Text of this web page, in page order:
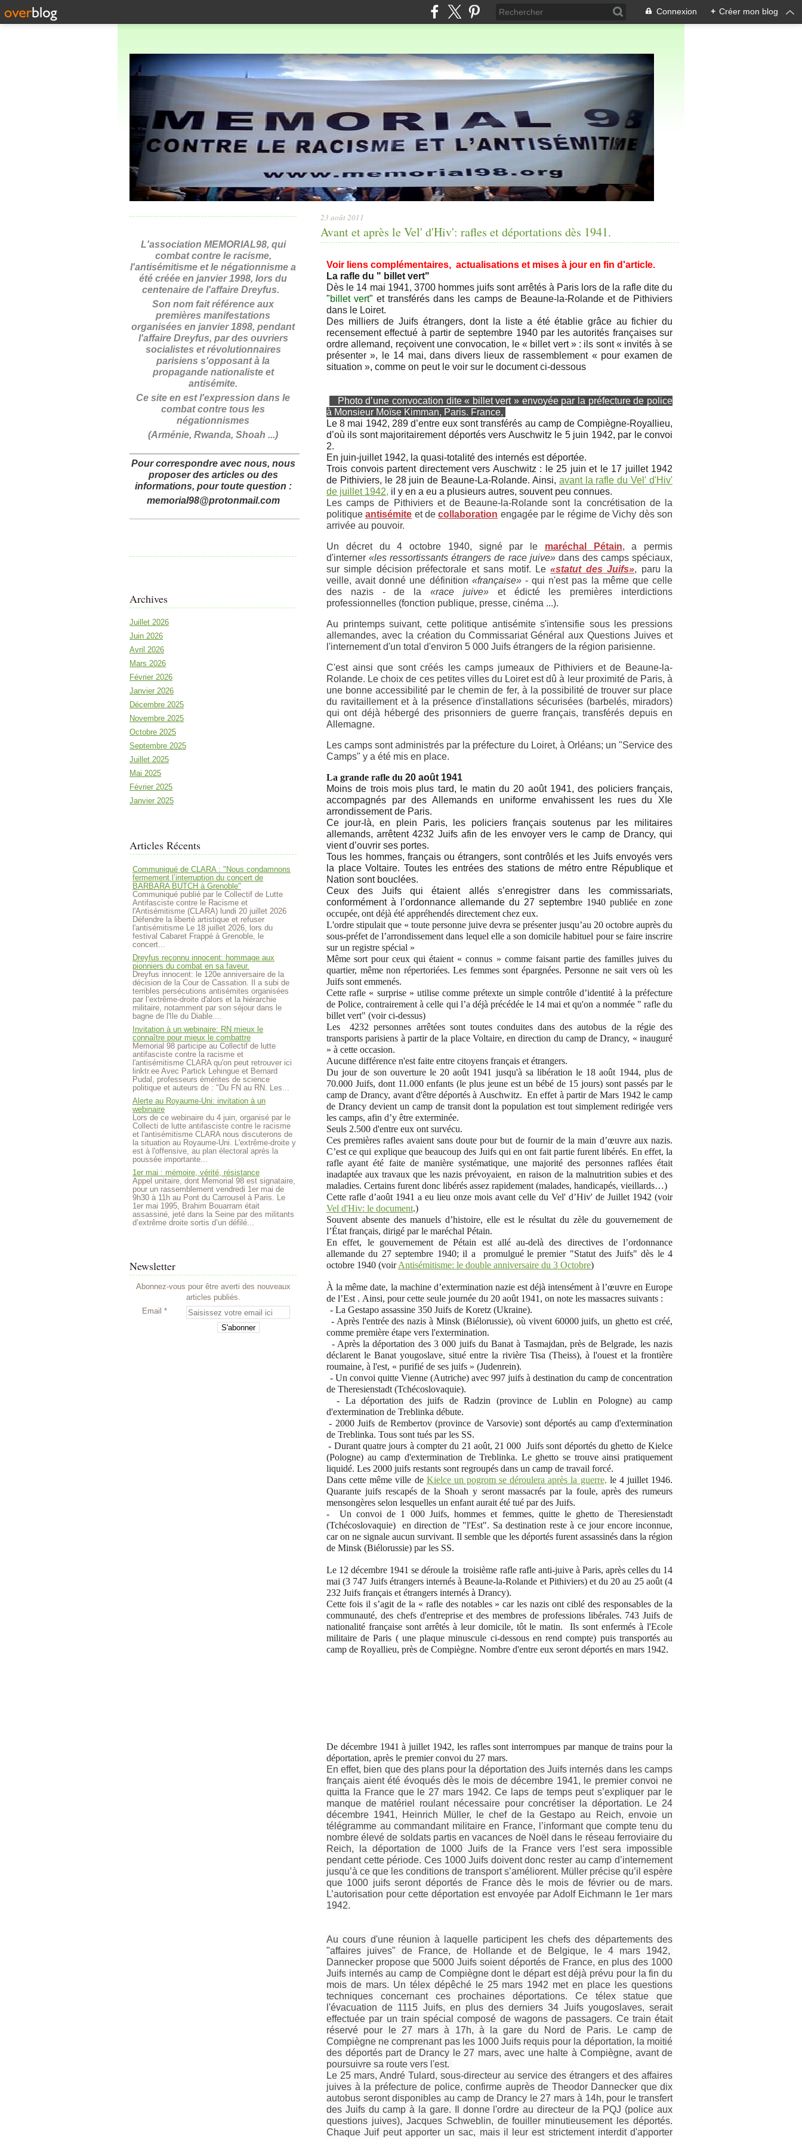
Connexion + Créer mon blog
L'association MEMORIAL98, qui
combat contre le racisme,
l'antisémitisme et le négationnisme a
été créée en janvier 1998, lors du
centenaire de l'affaire Dreyfus.
Son nom fait référence aux
premières manifestations
organisées en janvier 1898, pendant
l'affaire Dreyfus, par des ouvriers
socialistes et révolutionnaires
parisiens s'opposant à la
propagande nationaliste et
antisémite.
Ce site en est l'expression dans le
combat contre tous les
négationnismes
(Arménie, Rwanda, Shoah ...)
_______________________________________
Pour correspondre avec nous, nous
proposer des articles ou des
informations, pour toute question :
memorial98@protonmail.com
_______________________________________
Archives
Juillet 2026
Juin 2026
Avril 2026
Mars 2026
Février 2026
Janvier 2026
Décembre 2025
Novembre 2025
Octobre 2025
Septembre 2025
Juillet 2025
Mai 2025
Février 2025
Janvier 2025
Articles Récents
Communiqué de CLARA : "Nous condamnons
fermement l’interruption du concert de
BARBARA BUTCH à Grenoble"
Communiqué publié par le Collectif de Lutte
Antifasciste contre le Racisme et
l'Antisémitisme (CLARA) lundi 20 juillet 2026
Défendre la liberté artistique et refuser
l'antisémitisme Le 18 juillet 2026, lors du
festival Cabaret Frappé à Grenoble, le
concert...
Dreyfus reconnu innocent: hommage aux
pionniers du combat en sa faveur.
Dreyfus innocent: le 120e anniversaire de la
décision de la Cour de Cassation. Il a subi de
terribles persécutions antisémites organisées
par l’extrême-droite d'alors et la hiérarchie
militaire, notamment par son séjour dans le
bagne de l'Ile du Diable....
Invitation à un webinaire: RN mieux le
connaître pour mieux le combattre
Memorial 98 participe au Collectif de lutte
antifasciste contre la racisme et
l'antisémitisme CLARA qu'on peut retrouver ici
linktr.ee Avec Partick Lehingue et Bernard
Pudal, professeurs émérites de science
politique et auteurs de : "Du FN au RN. Les...
Alerte au Royaume-Uni: invitation à un
webinaire
Lors de ce webinaire du 4 juin, organisé par le
Collecti de lutte antifasciste contre le racisme
et l'antisémitisme CLARA nous discuterons de
la situation au Royaume-Uni. L'extrême-droite y
est à l'offensive, au plan électoral après la
poussée importante...
1er mai : mémoire, vérité, résistance
Appel unitaire, dont Memorial 98 est signataire,
pour un rassemblement vendredi 1er mai de
9h30 à 11h au Pont du Carrousel à Paris. Le
1er mai 1995, Brahim Bouarram était
assassiné, jeté dans la Seine par des militants
d’extrême droite sortis d’un défilé...
Newsletter
Abonnez-vous pour être averti des nouveaux
articles publiés.
Email
23 août 2011
Avant et après le Vel' d'Hiv': rafles et déportations dès 1941.
Voir liens complémentaires, actualisations et mises à jour en fin d'article.
La rafle du " billet vert"
Dès le 14 mai 1941, 3700 hommes juifs sont arrêtés à Paris lors de la rafle dite du
"billet vert" et transférés dans les camps de Beaune-la-Rolande et de Pithiviers
dans le Loiret.
Des milliers de Juifs étrangers, dont la liste a été établie grâce au fichier du
recensement effectué à partir de septembre 1940 par les autorités françaises sur
ordre allemand, reçoivent une convocation, le « billet vert » : ils sont « invités à se
présenter », le 14 mai, dans divers lieux de rassemblement « pour examen de
situation », comme on peut le voir sur le document ci-dessous
Photo d’une convocation dite « billet vert » envoyée par la préfecture de police
à Monsieur Moïse Kimman, Paris. France,
Le 8 mai 1942, 289 d’entre eux sont transférés au camp de Compiègne-Royallieu,
d’où ils sont majoritairement déportés vers Auschwitz le 5 juin 1942, par le convoi
2.
En juin-juillet 1942, la quasi-totalité des internés est déportée.
Trois convois partent directement vers Auschwitz : le 25 juin et le 17 juillet 1942
de Pithiviers, le 28 juin de Beaune-La-Rolande. Ainsi, avant la rafle du Vel' d'Hiv'
de juillet 1942, il y en a eu a plusieurs autres, souvent peu connues.
Les camps de Pithiviers et de Beaune-la-Rolande sont la concrétisation de la
politiqueantisémite et decollaboration engagée par le régime de Vichy dès son
arrivée au pouvoir.
Un décret du 4 octobre 1940, signé par le maréchal Pétain, a permis
d'interner«les ressortissants étrangers de race juive»dans des camps spéciaux,
sur simple décision préfectorale et sans motif. Le«statut des Juifs», paru la
veille, avait donné une définition «française»- qui n'est pas la même que celle
des nazis - de la«race juive»et édicté les premières interdictions
professionnelles (fonction publique, presse, cinéma ...).
Au printemps suivant, cette politique antisémite s'intensifie sous les pressions
allemandes, avec la création du Commissariat Général aux Questions Juives et
l'internement d'un total d'environ 5 000 Juifs étrangers de la région parisienne.
C'est ainsi que sont créés les camps jumeaux de Pithiviers et de Beaune-la-
Rolande. Le choix de ces petites villes du Loiret est dû à leur proximité de Paris, à
une bonne accessibilité par le chemin de fer, à la possibilité de trouver sur place
du ravitaillement et à la présence d'installations sécurisées (barbelés, miradors)
qui ont déjà hébergé des prisonniers de guerre français, transférés depuis en
Allemagne.
Les camps sont administrés par la préfecture du Loiret, à Orléans; un "Service des
Camps" y a été mis en place.
La grande rafle du 20 août 1941
Moins de trois mois plus tard, le matin du 20 août 1941, des policiers français,
accompagnés par des Allemands en uniforme envahissent les rues du XIe
arrondissement de Paris.
Ce jour-là, en plein Paris, les policiers français soutenus par les militaires
allemands, arrêtent 4232 Juifs afin de les envoyer vers le camp de Drancy, qui
vient d’ouvrir ses portes.
Tous les hommes, français ou étrangers, sont contrôlés et les Juifs envoyés vers
la place Voltaire. Toutes les entrées des stations de métro entre République et
Nation sont bouclées.
Ceux des Juifs qui étaient allés s’enregistrer dans les commissariats,
conformément à l’ordonnance allemande du 27 septembre 1940 publiée en zone
occupée, ont déjà été appréhendés directement chez eux.
L'ordre stipulait que « toute personne juive devra se présenter jusqu’au 20 octobre auprès du
sous-préfet de l’arrondissement dans lequel elle a son domicile habituel pour se faire inscrire
sur un registre spécial »
Même sort pour ceux qui étaient « connus » comme faisant partie des familles juives du
quartier, même non répertoriées. Les femmes sont épargnées. Personne ne sait vers où les
Juifs sont emmenés.
Cette rafle « surprise »utilise comme prétexte un simple contrôle d’identité à la préfecture
de Police, contrairement à celle qui l’a déjà précédée le 14 mai et qu'on a nommée " rafle du
billet vert" (voir ci-dessus)
Les 4232 personnes arrêtées sont toutes conduites dans des autobus de la régie des
transports parisiens à partir de la place Voltaire, en direction du camp de Drancy, « inauguré
» à cette occasion.
Aucune différence n'est faite entre citoyens français et étrangers.
Du jour de son ouverture le 20 août 1941 jusqu'à sa libération le 18 août 1944, plus de
70.000 Juifs, dont 11.000 enfants (le plus jeune est un bébé de 15 jours) sont passés par le
camp de Drancy, avant d'être déportés à Auschwitz.En effet à partir de Mars 1942 le camp
de Drancy devient un camp de transit dont la population est tout simplement redirigée vers
les camps, afin d’y être exterminée.
Seuls 2.500 d'entre eux ont survécu.
Ces premières rafles avaient sans doute pour but de fournir de la main d’œuvre aux nazis.
C’est ce qui explique que beaucoup des Juifs qui en ont fait partie furent libérés. En effet, la
rafle ayant été faite de manière systématique, une majorité des personnes raflées était
inadaptée aux travaux que les nazis prévoyaient, en raison de la malnutrition subies et des
maladies. Certains furent donc libérés assez rapidement (malades, handicapés, vieillards…)
Cette rafle d’août 1941 a eu lieu onze mois avant celle du Vel' d’Hiv' de Juillet 1942 (voir
Vel d'Hiv: le document.)
Souvent absente des manuels d’histoire, elle est le résultat du zèle du gouvernement de
l’État français, dirigé par le maréchal Pétain.
En effet, le gouvernement de Pétain est allé au-delà des directives de l’ordonnance
allemande du 27 septembre 1940; il a promulgué le premier "Statut des Juifs" dès le 4
octobre 1940 (voirAntisémitisme: le double anniversaire du 3 Octobre)
À la même date, la machine d’extermination nazie est déjà intensément à l’œuvre en Europe
de l’Est . Ainsi, pour cette seule journée du 20 août 1941, on note les massacres suivants :
- La Gestapo assassine 350 Juifs de Koretz (Ukraine).
- Après l'entrée des nazis à Minsk (Biélorussie), où vivent 60000 juifs, un ghetto est créé,
comme première étape vers l'extermination.
- Après la déportation des 3 000 juifs du Banat à Tasmajdan, près de Belgrade, les nazis
déclarent le Banat yougoslave, situé entre la rivière Tisa (Theiss), à l'ouest et la frontière
roumaine, à l'est, « purifié de ses juifs » (Judenrein).
- Un convoi quitte Vienne (Autriche) avec 997 juifs à destination du camp de concentration
de Theresienstadt (Tchécoslovaquie).
- La déportation des juifs de Radzin (province de Lublin en Pologne) au camp
d'extermination de Treblinka débute.
- 2000 Juifs de Rembertov (province de Varsovie) sont déportés au camp d'extermination
de Treblinka. Tous sont tués par les SS.
- Durant quatre jours à compter du 21 août, 21 000 Juifs sont déportés du ghetto de Kielce
(Pologne) au camp d'extermination de Treblinka. Le ghetto se trouve ainsi pratiquement
liquidé. Les 2000 juifs restants sont regroupés dans un camp de travail forcé.
Dans cette même ville de Kielce un pogrom se déroulera après la guerre, le 4 juillet 1946.
Quarante juifs rescapés de la Shoah y seront massacrés par la foule, après des rumeurs
mensongères selon lesquelles un enfant aurait été tué par des Juifs.
- Un convoi de 1 000 Juifs, hommes et femmes, quitte le ghetto de Theresienstadt
(Tchécoslovaquie)
en direction de "l'Est". Sa destination reste à ce jour encore inconnue,
car on ne signale aucun survivant. Il semble que les déportés furent assassinés dans la région
de Minsk (Biélorussie) par les SS.
Le 12 décembre 1941 se déroule la troisième rafle rafle anti-juive à Paris, après celles du 14
mai (3 747 Juifs étrangers internés à Beaune-la-Rolande et Pithiviers) et du 20 au 25 août (4
232 Juifs français et étrangers internés à Drancy).
Cette fois il s’agit de la « rafle des notables » car les nazis ont ciblé des responsables de la
communauté, des chefs d'entreprise et des membres de professions libérales. 743 Juifs de
nationalité française sont arrêtés à leur domicile, tôt le matin.Ils sont enfermés à l'Ecole
militaire de Paris ( une plaque minuscule ci-dessous en rend compte) puis transportés au
camp de Royallieu, près de Compiègne. Nombre d'entre eux seront déportés en mars 1942.
De décembre 1941 à juillet 1942, les rafles sont interrompues par manque de trains pour la
déportation, après le premier convoi du 27 mars.
En effet, bien que des plans pour la déportation des Juifs internés dans les camps
français aient été évoqués dès le mois de décembre 1941, le premier convoi ne
quitta la France que le 27 mars 1942. Ce laps de temps peut s’expliquer par le
manque de matériel roulant nécessaire pour concrétiser la déportation. Le 24
décembre 1941, Heinrich Müller, le chef de la Gestapo au Reich, envoie un
télégramme au commandant militaire en France, l’informant que compte tenu du
nombre élevé de soldats partis en vacances de Noël dans le réseau ferroviaire du
Reich, la déportation de 1000 Juifs de la France vers l’est sera impossible
pendant cette période. Ces 1000 Juifs doivent donc rester au camp d’internement
jusqu’à ce que les conditions de transport s’améliorent. Müller précise qu’il espère
que 1000 juifs seront déportés de France dès le mois de février ou de mars.
L’autorisation pour cette déportation est envoyée par Adolf Eichmann le 1er mars
1942.
Au cours d'une réunion à laquelle participent les chefs des départements des
"affaires juives" de France, de Hollande et de Belgique, le 4 mars 1942,
Dannecker propose que 5000 Juifs soient déportés de France, en plus des 1000
Juifs internés au camp de Compiègne dont le départ est déjà prévu pour la fin du
mois de mars. Un télex dépêché le 25 mars 1942 met en place les questions
techniques concernant ces prochaines déportations. Ce télex statue que
l'évacuation de 1115 Juifs, en plus des derniers 34 Juifs yougoslaves, serait
effectuée par un train spécial composé de wagons de passagers. Ce train était
réservé pour le 27 mars à 17h, à la gare du Nord de Paris. Le camp de
Compiègne ne comprenant pas les 1000 Juifs requis pour la déportation, la moitié
des déportés part de Drancy le 27 mars, avec une halte à Compiègne, avant de
poursuivre sa route vers l'est.
Le 25 mars, André Tulard, sous-directeur au service des étrangers et des affaires
juives à la préfecture de police, confirme auprès de Theodor Dannecker que dix
autobus seront disponibles au camp de Drancy le 27 mars à 14h, pour le transfert
des Juifs du camp à la gare. Il donne l'ordre au directeur de la PQJ (police aux
questions juives), Jacques Schweblin, de fouiller minutieusement les déportés.
Chaque Juif peut apporter un sac, mais il leur est strictement interdit d'apporter